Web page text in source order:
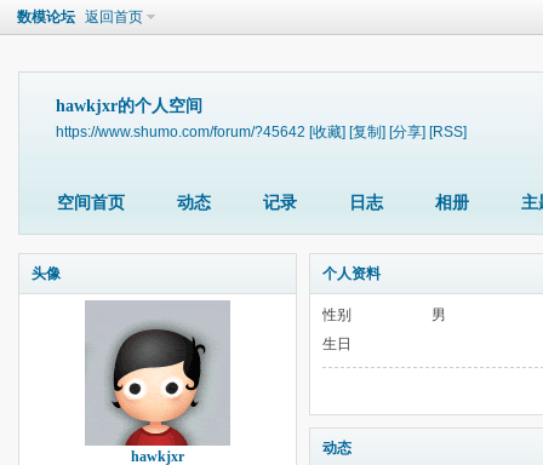
数模论坛 返回首页
hawkjxr的个人空间
https://www.shumo.com/forum/?45642 [收藏] [复制] [分享] [RSS]
空间首页 动态 记录 日志 相册 主
头像
hawkjxr
个人资料
性别
男
生日
动态